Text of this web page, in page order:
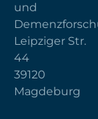
und
Leipziger Str.
44
39120
Magdeburg